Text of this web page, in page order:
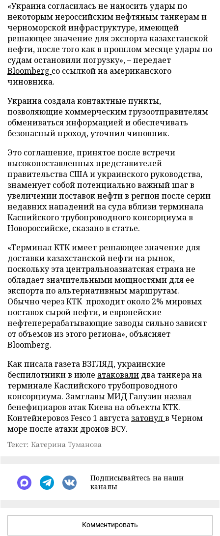
«Украина согласилась не наносить удары по
некоторым нероссийским нефтяным танкерам и
черноморской инфраструктуре, имеющей
решающее значение для экспорта казахстанской
нефти, после того как в прошлом месяце удары по
судам остановили погрузку», – передает
Bloomberg со ссылкой на американского
чиновника.
Украина создала контактные пункты,
позволяющие коммерческим грузоотправителям
обмениваться информацией и обеспечивать
безопасный проход, уточнил чиновник.
Это соглашение, принятое после встречи
высокопоставленных представителей
правительства США и украинского руководства,
знаменует собой потенциально важный шаг в
увеличении поставок нефти в регион после серии
недавних нападений на суда вблизи терминала
Каспийского трубопроводного консорциума в
Новороссийске, сказано в статье.
«Терминал КТК имеет решающее значение для
доставки казахстанской нефти на рынок,
поскольку эта центральноазиатская страна не
обладает значительными мощностями для ее
экспорта по альтернативным маршрутам.
Обычно через КТК проходит около 2% мировых
поставок сырой нефти, и европейские
нефтеперерабатывающие заводы сильно зависят
от объемов из этого региона», объясняет
Bloomberg.
Как писала газета ВЗГЛЯД, украинские
беспилотники в июле атаковали два танкера на
терминале Каспийского трубопроводного
консорциума. Замглавы МИД Галузин назвал
бенефициаров атак Киева на объекты КТК.
Контейнеровоз Fesco 1 августа затонулв Черном
море после атаки дронов ВСУ.
Текст: Катерина Туманова
Подписывайтесь на наши
каналы
Комментировать